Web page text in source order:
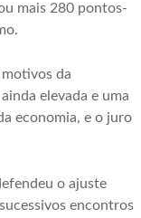
mais 280 pontos-
da
elevada e uma
economia, e o juro
o ajuste
encontros